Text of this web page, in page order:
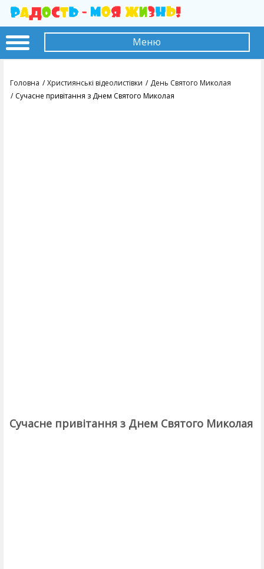
Меню
Головна Християнські відеолистівки
День Святого Миколая
Сучасне привітання з Днем Святого Миколая
Сучасне привітання з Днем Святого Миколая